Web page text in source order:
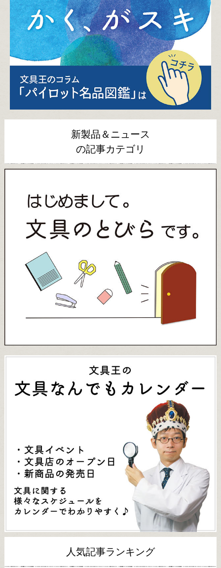
新製品＆ニュース
の記事カテゴリ
人気記事ランキング